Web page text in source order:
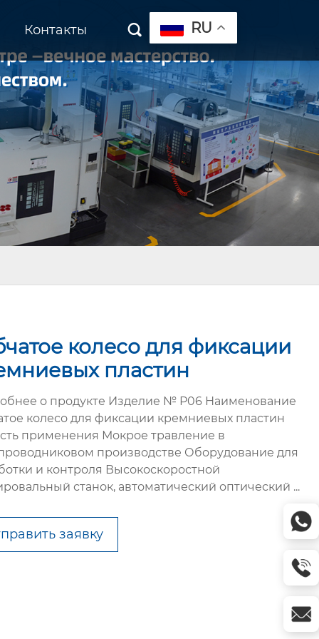
Контакты  RU
колесо для фиксации
пластин
о продукте Изделие № P06 Наименование
колесо для фиксации кремниевых пластин
применения Мокрое травление в
производстве Оборудование для
и контроля Высокоскоростной
станок, автоматический оптический ...
заявку